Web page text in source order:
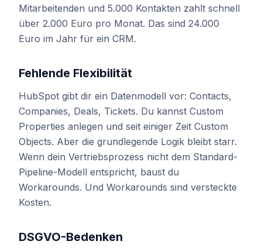
Mitarbeitenden und 5.000 Kontakten zahlt schnell
über 2.000 Euro pro Monat. Das sind 24.000
Euro im Jahr für ein CRM.
Fehlende Flexibilität
HubSpot gibt dir ein Datenmodell vor: Contacts,
Companies, Deals, Tickets. Du kannst Custom
Properties anlegen und seit einiger Zeit Custom
Objects. Aber die grundlegende Logik bleibt starr.
Wenn dein Vertriebsprozess nicht dem Standard-
Pipeline-Modell entspricht, baust du
Workarounds. Und Workarounds sind versteckte
Kosten.
DSGVO-Bedenken